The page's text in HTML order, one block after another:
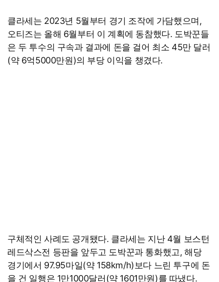
클라세는 2023년 5월부터 경기 조작에 가담했으며,
오티즈는 올해 6월부터 이 계획에 동참했다. 도박꾼들
은 두 투수의 구속과 결과에 돈을 걸어 최소 45만 달러
(약 6억5000만원)의 부당 이익을 챙겼다.
구체적인 사례도 공개됐다. 클라세는 지난 4월 보스턴
레드삭스전 등판을 앞두고 도박꾼과 통화했고, 해당
경기에서 97.95마일(약 158km/h)보다 느린 투구에 돈
을 건 일행은 1만1000달러(약 1601만원)를 따냈다.